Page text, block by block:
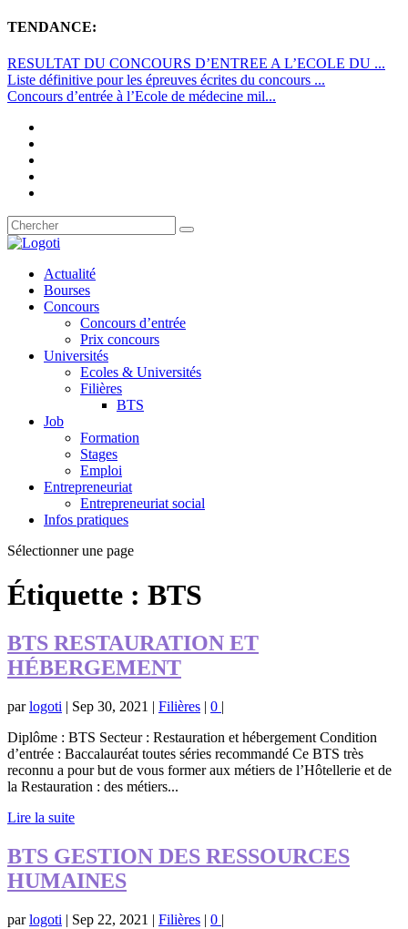
TENDANCE:
RESULTAT DU CONCOURS D’ENTREE A L’ECOLE DU ...
Liste définitive pour les épreuves écrites du concours ...
Concours d’entrée à l’Ecole de médecine mil...
Actualité
Bourses
Concours
Concours d’entrée
Prix concours
Universités
Ecoles & Universités
Filières
BTS
Job
Formation
Stages
Emploi
Entrepreneuriat
Entrepreneuriat social
Infos pratiques
Sélectionner une page
Étiquette : BTS
BTS RESTAURATION ET
HÉBERGEMENT
parlogoti | Sep 30, 2021 | Filières | 0 |
Diplôme : BTS Secteur : Restauration et hébergement Condition
d’entrée : Baccalauréat toutes séries recommandé Ce BTS très
reconnu a pour but de vous former aux métiers de l’Hôtellerie et de
la Restauration : des métiers...
Lire la suite
BTS GESTION DES RESSOURCES
HUMAINES
parlogoti | Sep 22, 2021 | Filières | 0 |